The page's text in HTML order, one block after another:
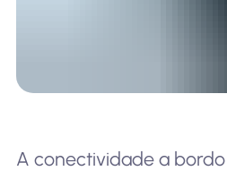
A conectividade a